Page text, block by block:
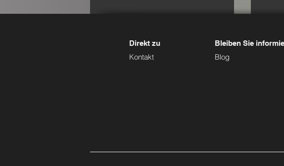
Direkt zu
Kontakt
Bleiben Sie
Blog